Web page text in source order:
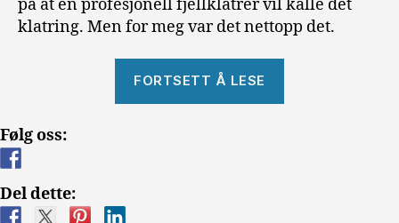
på at en profesjonell fjellklatrer vil kalle det
klatring. Men for meg var det nettopp det.
FORTSETT Å LESE
Følg oss:
Del dette: